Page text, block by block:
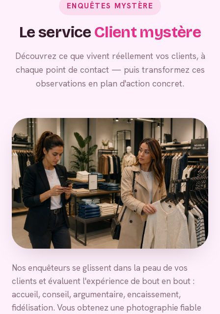
ENQUÊTES MYSTÈRE
Le service Client mystère
Découvrez ce que vivent réellement vos clients, à
chaque point de contact — puis transformez ces
observations en plan d'action concret.
Nos enquêteurs se glissent dans la peau de vos
clients et évaluent l'expérience de bout en bout :
accueil, conseil, argumentaire, encaissement,
fidélisation. Vous obtenez une photographie fiable